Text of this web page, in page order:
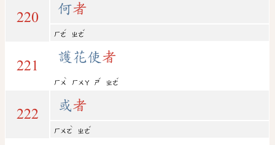
220
何者
ㄏㄜ
ˊ
ㄓㄜ
ˇ
221
護花使 者
ㄏㄨ
ˋ
ㄏㄨㄚ ㄕ
ˇ
ㄓㄜ
ˇ
222
或者
ㄏㄨㄛ
ˋ
ㄓㄜ
ˇ